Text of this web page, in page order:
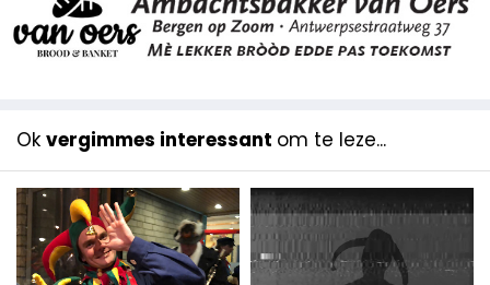
Ok vergimmes interessant om te leze...